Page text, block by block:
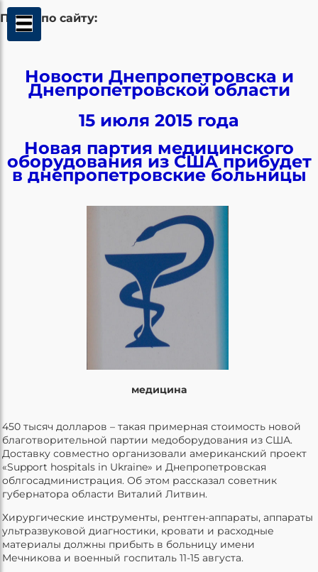
Поиск по сайту:
Новости Днепропетровска и
Днепропетровской области
15 июля 2015 года
Новая партия медицинского
оборудования из США прибудет
в днепропетровские больницы
медицина
450 тысяч долларов – такая примерная стоимость новой
благотворительной партии медоборудования из США.
Доставку совместно организовали американский проект
«Support hospitals in Ukraine» и Днепропетровская
облгосадминистрация. Об этом рассказал советник
губернатора области Виталий Литвин.
Хирургические инструменты, рентген-аппараты, аппараты
ультразвуковой диагностики, кровати и расходные
материалы должны прибыть в больницу имени
Мечникова и военный госпиталь 11-15 августа.